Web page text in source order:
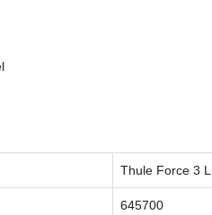
Thule Force 3 L
645700